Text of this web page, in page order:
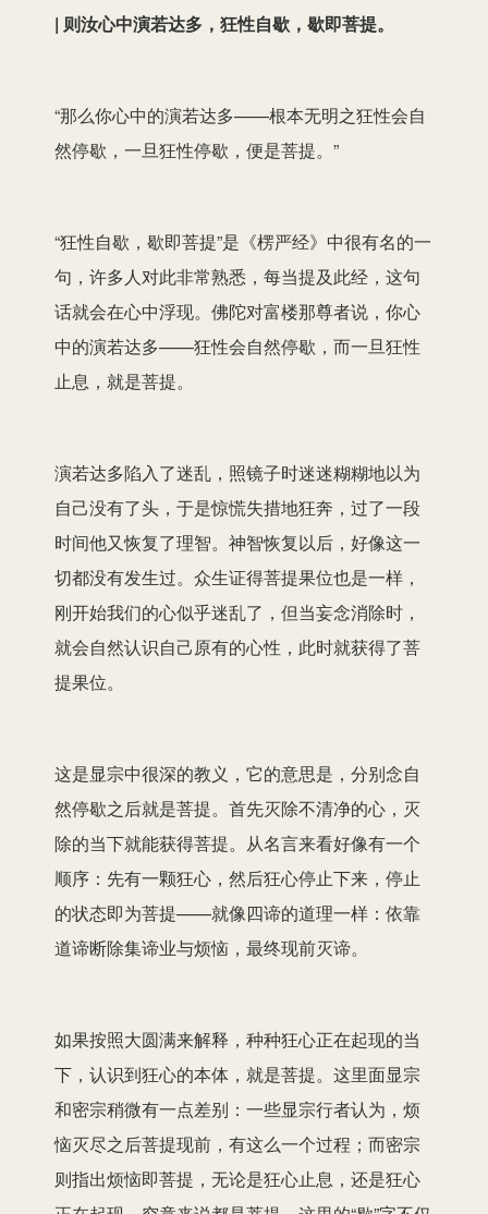
| 则汝心中演若达多，狂性自歇，歇即菩提。
“那么你心中的演若达多——根本无明之狂性会自
然停歇，一旦狂性停歇，便是菩提。”
“狂性自歇，歇即菩提”是《楞严经》中很有名的一
句，许多人对此非常熟悉，每当提及此经，这句
话就会在心中浮现。佛陀对富楼那尊者说，你心
中的演若达多——狂性会自然停歇，而一旦狂性
止息，就是菩提。
演若达多陷入了迷乱，照镜子时迷迷糊糊地以为
自己没有了头，于是惊慌失措地狂奔，过了一段
时间他又恢复了理智。神智恢复以后，好像这一
切都没有发生过。众生证得菩提果位也是一样，
刚开始我们的心似乎迷乱了，但当妄念消除时，
就会自然认识自己原有的心性，此时就获得了菩
提果位。
这是显宗中很深的教义，它的意思是，分别念自
然停歇之后就是菩提。首先灭除不清净的心，灭
除的当下就能获得菩提。从名言来看好像有一个
顺序：先有一颗狂心，然后狂心停止下来，停止
的状态即为菩提——就像四谛的道理一样：依靠
道谛断除集谛业与烦恼，最终现前灭谛。
如果按照大圆满来解释，种种狂心正在起现的当
下，认识到狂心的本体，就是菩提。这里面显宗
和密宗稍微有一点差别：一些显宗行者认为，烦
恼灭尽之后菩提现前，有这么一个过程；而密宗
则指出烦恼即菩提，无论是狂心止息，还是狂心